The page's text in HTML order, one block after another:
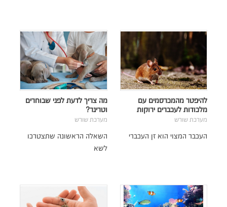
להיפטר מהמכרסמים עם
מלכודות לעכברים ירוקות
מערכת שורש
העכבר המצוי הוא זן העכברי
מה צריך לדעת לפני שבוחרים
וטרינר?
מערכת שורש
השאלה הראשונה שתצטרכו
לשא